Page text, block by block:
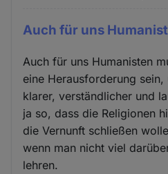
Auch für uns
Auch für uns Humanisten
eine Herausforderung
klarer, verständlicher und
ja so, dass die Religionen
die Vernunft schließen
wenn man nicht viel
lehren.